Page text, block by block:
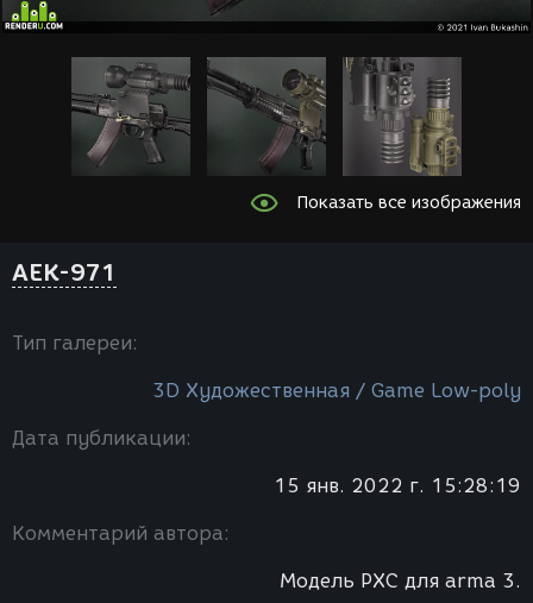
Показать все изображения
AEK-971
Тип галереи:
3D Художественная / Game Low-poly
Дата публикации:
15 янв. 2022 г. 15:28:19
Комментарий автора:
Модель РХС для arma 3.